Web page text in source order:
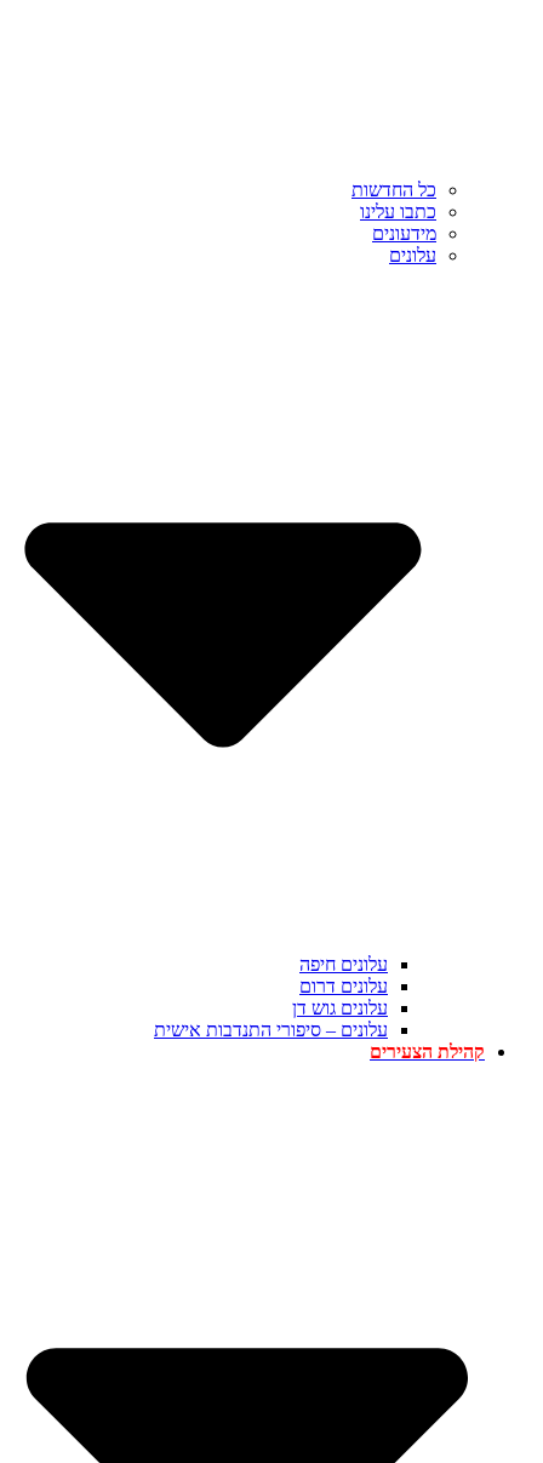
כל החדשות
כתבו עלינו
מידעונים
עלונים
עלונים חיפה
עלונים דרום
עלונים גוש דן
עלונים – סיפורי התנדבות אישית
קהילת הצעירים